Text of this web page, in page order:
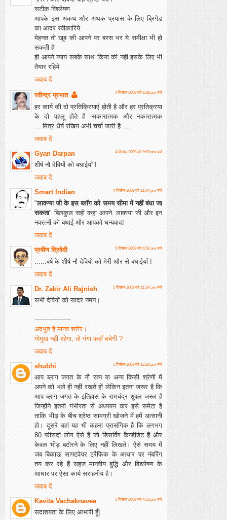
सटीक विश्लेषण
आपके इस अकथ और अथक प्रयास के लिए ब्रिगेड
का आदर स्वीकारिये
मेहनत तो खूब की आपने पर बरस भर ये समीक्षा भी हो
सकती है
ही आपने न्याय सबके साथ किया की नहीं इसके लिए भी
तैयार रहिये
जवाब दें
रवीन्द्र प्रभात 4 दिसंबर 2009 को 8:38 pm बजे
हर कार्य की दो प्रतिक्रियाएं होती है और हर प्रतिक्रया
के दो पहलू होते हैं -सकारात्मक और नकारात्मक
....मित्र धैर्य रखिय अभी चर्चा जारी है ....
जवाब दें
Gyan Darpan
4 दिसंबर 2009 को 9:09 pm बजे
शीर्ष नौ देवियों को बधाईयाँ !
जवाब दें
Smart Indian
4 दिसंबर 2009 को 11:04 pm बजे
"लावण्या जी के इस ब्लॉग को समय सीमा में नहीं बंधा जा
सकता" बिलकुल सही कहा आपने. लावण्या जी और इन
नवरत्नों को बधाई और आपको धन्यवाद!
जवाब दें
प्रवीण त्रिवेदी
5 दिसंबर 2009 को 6:58 am बजे
......वर्ष के शीर्ष नौ देवियों को मेरी और से बधाईयाँ !
जवाब दें
Dr. Zakir Ali Rajnish
5 दिसंबर 2009 को 11:34 am बजे
सभी देवियों को सादर नमन।
------------------
अदभुत है मानव शरीर।
गोमुख नहीं रहेगा, तो गंगा कहाँ बचेगी ?
जवाब दें
shubhi
5 दिसंबर 2009 को 12:20 pm बजे
आप ब्लाग जगत के नौ रत्न या अन्य किसी श्रेणी में
अपने को भले ही नहीं रखते हों लेकिन इतना जरूर है कि
आप ब्लाग जगत के इतिहास के रामचंद्र शुक्ल जरूर हैं
जिन्होंने इतनी गंभीरता से अध्ययन कर इसे समेटा है
ताकि भीड़ के बीच श्रेष्ठ सामग्री खोजने में हमें आसानी
हो। दूसरे यहां यह भी कहना प्रासंगिक है कि लगभग
80 फीसदी लोग ऐसे हैं जो डिसर्विंग कैन्डीडेट हैं और
केवल भीड़ बटोरने के लिए नहीं लिखते। ऐसे समय में
जब बिकाऊ साफ्टवेयर ट्रैफिक के आधार पर नंबरिंग
तय कर रहे हैं सहज मानवीय बुद्धि और विश्लेषण के
आधार पर ऐसा कार्य सराहनीय है।
जवाब दें
Kavita Vachaknavee
5 दिसंबर 2009 को 4:53 pm बजे
सदाशयता के लिए आभारी हूँ|